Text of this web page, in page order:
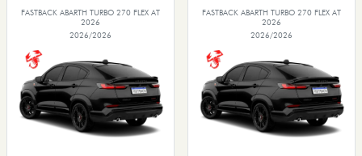
FASTBACK ABARTH TURBO 270 FLEX AT
2026
2026/2026
FASTBACK ABARTH TURBO 270 FLEX AT
2026
2026/2026